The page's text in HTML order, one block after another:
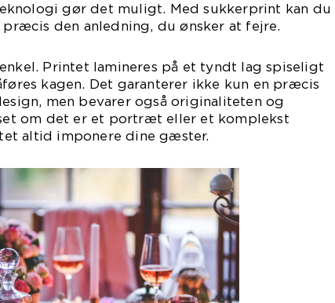
gør det muligt. Med sukkerprint kan du
den anledning, du ønsker at fejre.
Printet lamineres på et tyndt lag spiseligt
kagen. Det garanterer ikke kun en præcis
men bevarer også originaliteten og
om det er et portræt eller et komplekst
altid imponere dine gæster.